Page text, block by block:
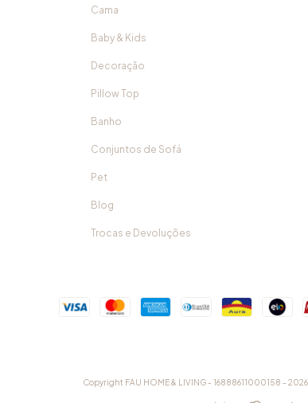
Cama
Baby & Kids
Decoração
Pillow Top
Banho
Conjuntos de Sofá
Pet
Blog
Trocas e Devoluções
Copyright FAU HOME & LIVING - 16888611000158 -